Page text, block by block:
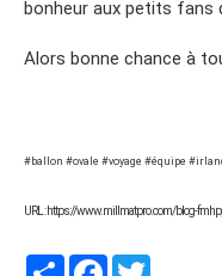
bonheur aux petits fans
Alors bonne chance à
#ballon #ovale #voyage #équipe
URL : https://www.millmatpro.com/blog-
PartagerFacebook